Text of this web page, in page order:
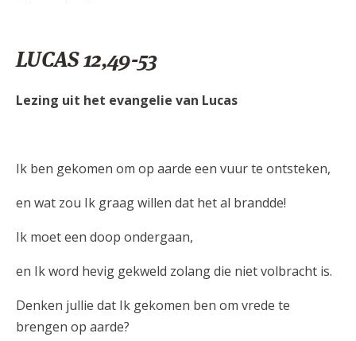
LUCAS 12,49-53
Lezing uit het evangelie van Lucas
Ik ben gekomen om op aarde een vuur te ontsteken,
en wat zou Ik graag willen dat het al brandde!
Ik moet een doop ondergaan,
en Ik word hevig gekweld zolang die niet volbracht is.
Denken jullie dat Ik gekomen ben om vrede te
brengen op aarde?